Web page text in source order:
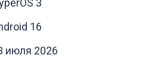
3
16
июля 2026